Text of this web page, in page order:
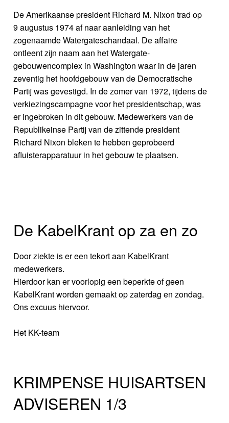
De Amerikaanse president Richard M. Nixon trad op
9 augustus 1974 af naar aanleiding van het
zogenaamde Watergateschandaal. De affaire
ontleent zijn naam aan het Watergate-
gebouwencomplex in Washington waar in de jaren
zeventig het hoofdgebouw van de Democratische
Partij was gevestigd. In de zomer van 1972, tijdens de
verkiezingscampagne voor het presidentschap, was
er ingebroken in dit gebouw. Medewerkers van de
Republikeinse Partij van de zittende president
Richard Nixon bleken te hebben geprobeerd
afluisterapparatuur in het gebouw te plaatsen.
De KabelKrant op za en zo
Door ziekte is er een tekort aan KabelKrant
medewerkers.
Hierdoor kan er voorlopig een beperkte of geen
KabelKrant worden gemaakt op zaterdag en zondag.
Ons excuus hiervoor.
Het KK-team
KRIMPENSE HUISARTSEN
ADVISEREN 1/3